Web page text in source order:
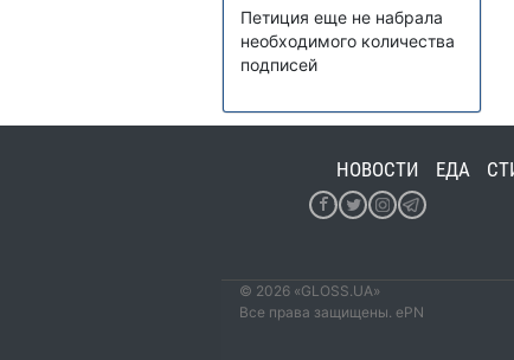
Петиция еще не набрала
необходимого количества
подписей
НОВОСТИ ЕДА
© 2026 «GLOSS.UA»
Все права защищены. ePN